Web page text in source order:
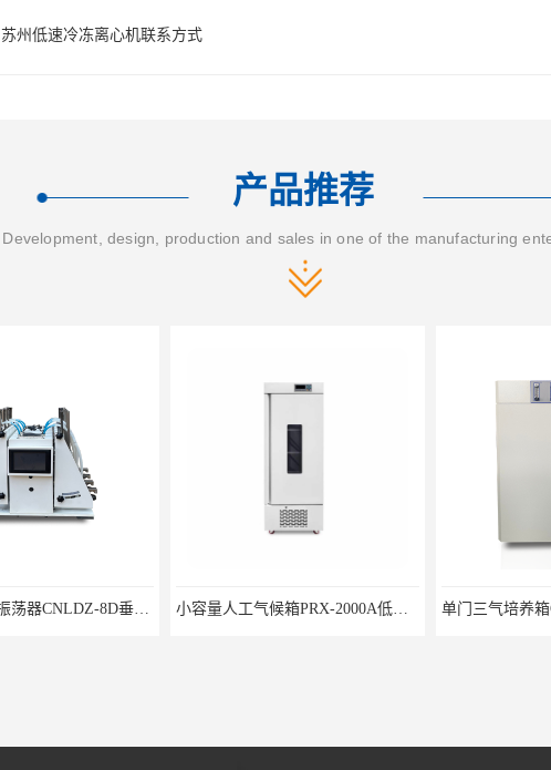
苏州低速冷冻离心机联系方式
产品推荐
Development, design, production and sales in one of the manufacturing
6位分液漏斗振荡器CNLDZ-8D垂直净化振荡器 小容量人工气候箱PRX-2000A低温养虫箱